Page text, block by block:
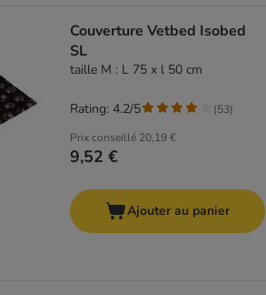
Couverture Vetbed Isobed
SL
taille M : L 75 x l 50 cm
Prix conseillé 20,19 €
9,52 €
Rating: 4.2/5 (53)
Ajouter au panier